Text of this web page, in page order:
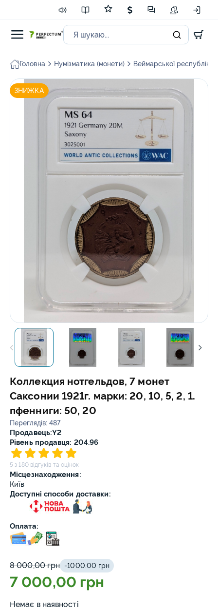
Головна Нумізматика (монети) Веймарської республіки
ЗНИЖКА
Коллекция нотгельдов, 7 монет
Саксонии 1921г. марки: 20, 10, 5, 2, 1.
пфенниги: 50, 20
Переглядів: 487
Продавець:Y2
Рівень продавця: 204.96
5 з 180 відгуків та оцінок
Місцезнаходження:
Київ
Доступні способи доставки:
Оплата:
8 000,00 грн -1000.00 грн
7 000,00 грн
Немає в наявності